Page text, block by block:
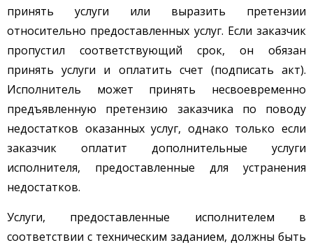
принять услуги или выразить претензии
относительно предоставленных услуг. Если заказчик
пропустил соответствующий срок, он обязан
принять услуги и оплатить счет (подписать акт).
Исполнитель может принять несвоевременно
предъявленную претензию заказчика по поводу
недостатков оказанных услуг, однако только если
заказчик оплатит дополнительные услуги
исполнителя, предоставленные для устранения
недостатков.
Услуги, предоставленные исполнителем в
соответствии с техническим заданием, должны быть